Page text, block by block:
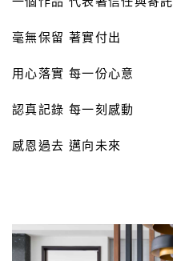
毫無保留 著實付出
用心落實 每一份心意
認真記錄 每一刻感動
感恩過去 邁向未來